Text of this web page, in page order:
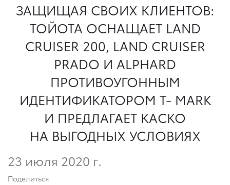
ЗАЩИЩАЯ СВОИХ КЛИЕНТОВ:
ТОЙОТА ОСНАЩАЕТ LAND
CRUISER 200, LAND CRUISER
PRADO И ALPHARD
ПРОТИВОУГОННЫМ
ИДЕНТИФИКАТОРОМ Т- MARK
И ПРЕДЛАГАЕТ КАСКО
НА ВЫГОДНЫХ УСЛОВИЯХ
23 июля 2020 г.
Поделиться